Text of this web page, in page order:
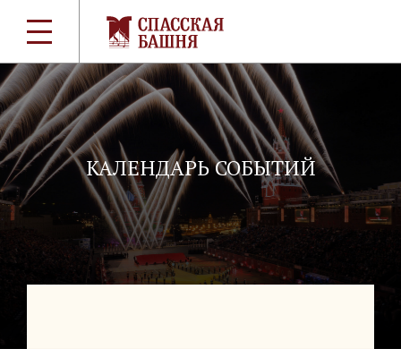
КАЛЕНДАРЬ СОБЫТИЙ